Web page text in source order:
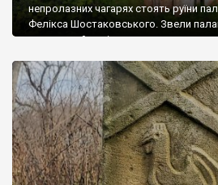
непролазних чагарях стоять руїни
Фелікса Шостаковського. Звели
радянський період у ньому спочатку
століття тут розмістили
палацу виїхала лікарня – ми точно не